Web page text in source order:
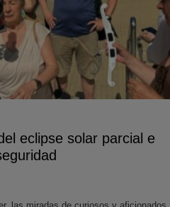
eclipse solar parcial e